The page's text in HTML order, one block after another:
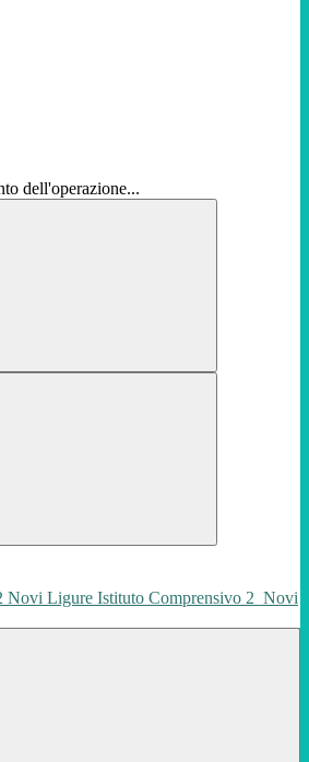
dell'operazione...
Istituto Comprensivo 2 Novi